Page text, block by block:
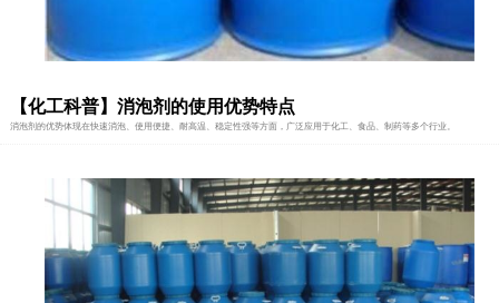
【化工科普】消泡剂的使用优势特点
消泡剂的优势体现在快速消泡、使用便捷、耐高温、稳定性强等方面，广泛应用于化工、食品、制药等多个行业。